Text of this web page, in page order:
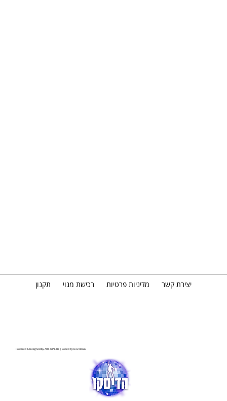
Powered & Designed byART-UP LTD | Coded byDevelowix
תקנון רכישת מנוי מדיניות פרטיות יצירת קשר